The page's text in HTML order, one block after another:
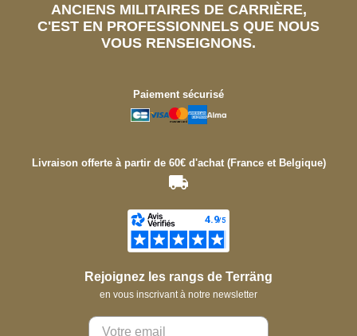
ANCIENS MILITAIRES DE CARRIÈRE,
C'EST EN PROFESSIONNELS QUE NOUS
VOUS RENSEIGNONS.
Paiement sécurisé
Livraison offerte à partir de 60€ d'achat (France et Belgique)
Rejoignez les rangs de Terräng
en vous inscrivant à notre newsletter